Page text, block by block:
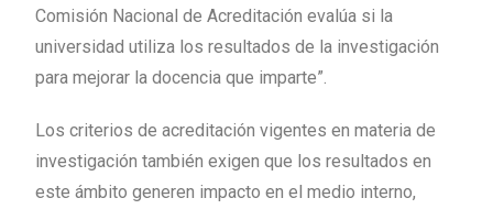
Comisión Nacional de Acreditación evalúa si la
universidad utiliza los resultados de la investigación
para mejorar la docencia que imparte”.
Los criterios de acreditación vigentes en materia de
investigación también exigen que los resultados en
este ámbito generen impacto en el medio interno,